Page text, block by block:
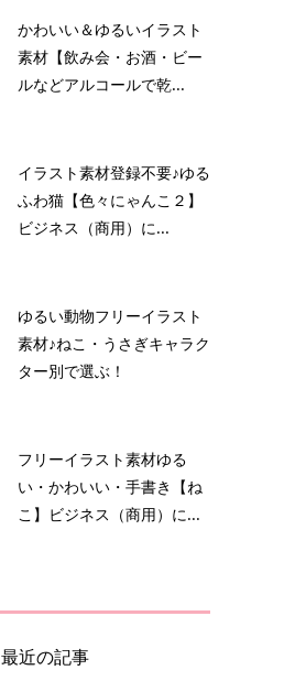
かわいい＆ゆるいイラスト
素材【飲み会・お酒・ビー
ルなどアルコールで乾...
イラスト素材登録不要♪ゆる
ふわ猫【色々にゃんこ２】
ビジネス（商用）に...
ゆるい動物フリーイラスト
素材♪ねこ・うさぎキャラク
ター別で選ぶ！
フリーイラスト素材ゆる
い・かわいい・手書き【ね
こ】ビジネス（商用）に...
最近の記事